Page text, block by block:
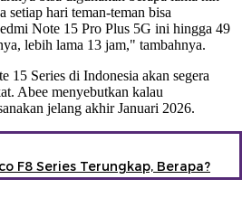
setiap hari teman-teman bisa
Note 15 Pro Plus 5G ini hingga 49
lebih lama 13 jam," tambahnya.
15 Series di Indonesia akan segera
Abee menyebutkan kalau
jelang akhir Januari 2026.
F8 Series Terungkap, Berapa?